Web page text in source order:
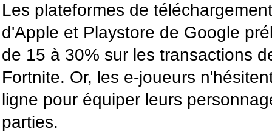
Les plateformes de
d'Apple et Playstore de Google
de 15 à 30% sur les transactions
Fortnite. Or, les e-joueurs
ligne pour équiper leurs
parties.